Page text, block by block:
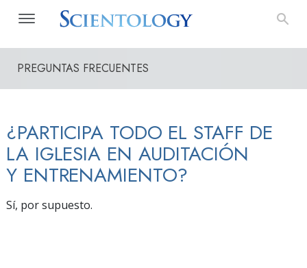
PREGUNTAS FRECUENTES
¿PARTICIPA TODO EL STAFF DE
LA IGLESIA EN AUDITACIÓN
Y ENTRENAMIENTO?
Sí, por supuesto.